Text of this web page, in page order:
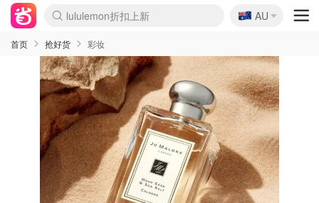
lululemon折扣上新
Sasa美妆护肤3.5折
SSENSE年中2.5折
FreshBeauty好价汇总
Cettire降价+叠9折
WWS Coles超市实拍
viagogo二手票捡漏
Myer超级周末
The Outnet奢牌1折起
David Jones 3折起
Flannels大牌1折
Perfumes Club护肤1折
AMIRO面罩$251
Amazon折扣汇总
eToro入金$200送$50
Amazon数码好物
ICONIC本周7.5折
ThedoubleF高奢地板价
Moose Knuckles 6折
丝芙兰5折起
EUFY摄像头$98
Selenichast首饰2折
Trip机票酒店促销
YSL送5件彩妆礼
Amazon家居好物
Amazon美妆护肤
雅漾大喷$8
过敏原检测盒$33
伊索独家赠50ml沐浴露
科颜氏高保湿面霜$29
SEALIFE海洋馆门票6折
丝塔芙大白罐$16
订阅Newsletter送香薰
Cult Beauty 6.8折
Harrods圣诞日历$525
LN-CC奢牌私促3折
d'Alba空姐喷雾$16
EVE LOM套装£56
Bernardelli独家4折
Adore Beauty 6折起
CT圣诞日历
Mytheresa奢品2.7折
Luxury Escapes 9折
Currentbody美容仪$881
MOON Garden Live
Roborock扫地机$649
Tingo Life水杯$24
Valentino官网5折
CR洗护套装$23
修丽可4件套$159
Myer彩妆2件7折
GANNI官网4.5折
Stylevana韩妆4折
Tessabit高奢8.5折
OGX洗发水$11
Amazon阿德莱德次日达
卡诗8.5折+赠礼
Philips Hue灯具8折
🇦🇺
AU
首页 抢好货 彩妆